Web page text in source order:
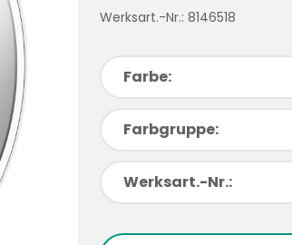
Werksart.-Nr.: 8146518
Farbe:
Farbgruppe:
Werksart.-Nr.: